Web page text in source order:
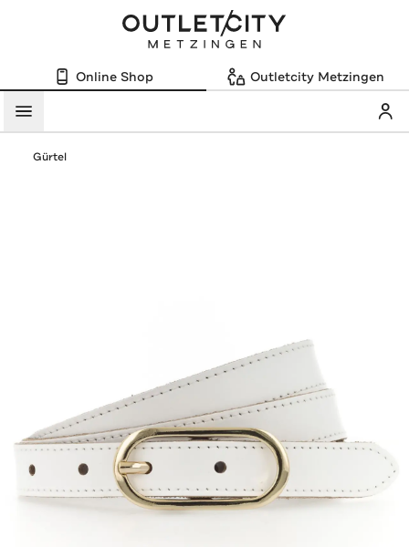
Online Shop Outletcity Metzingen
Menü
Gürtel